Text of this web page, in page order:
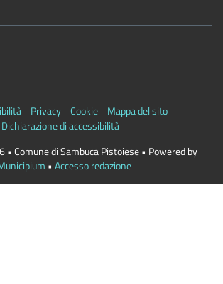
Privacy Cookie
Mappa del sito
Dichiarazione di accessibilità
Comune di Sambuca Pistoiese • Powered by
• Accesso redazione